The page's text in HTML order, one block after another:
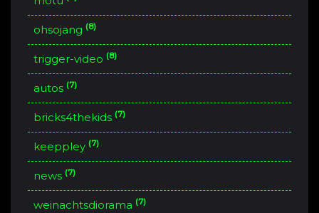
ohsojang (8)
trigger-video (8)
autos (7)
bricks4thekids (7)
keeppley (7)
news (7)
weinachtsdiorama (7)